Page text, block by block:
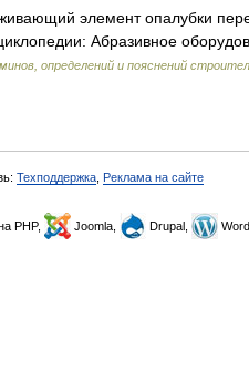
элемент опалубки
Абразивное
определений и пояснений
Техподдержка Реклама на сайте
PHP, Joomla, Drupal,